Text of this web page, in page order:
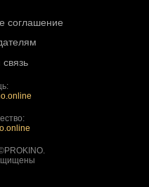
соглашение